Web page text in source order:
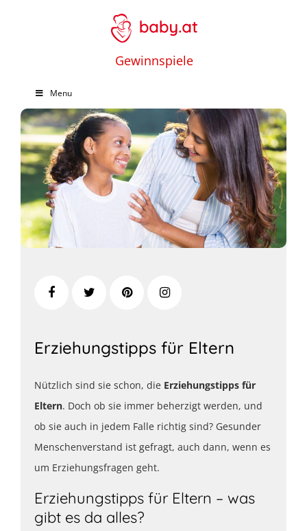
Gewinnspiele
Menu
Erziehungstipps für Eltern
Nützlich sind sie schon, die Erziehungstipps für
Eltern. Doch ob sie immer beherzigt werden, und
ob sie auch in jedem Falle richtig sind? Gesunder
Menschenverstand ist gefragt, auch dann, wenn es
um Erziehungsfragen geht.
Erziehungstipps für Eltern – was
gibt es da alles?